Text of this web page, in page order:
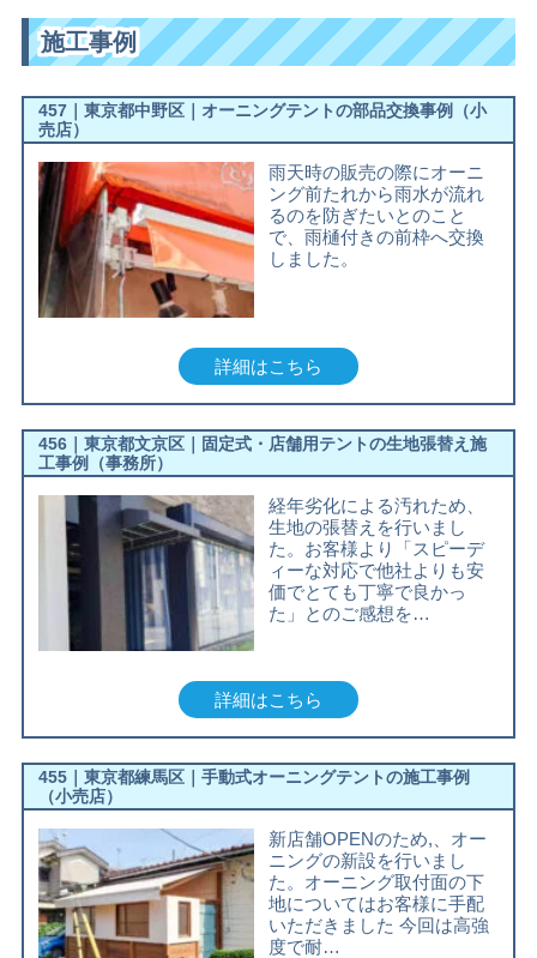
施工事例
457｜東京都中野区｜オーニングテントの部品交換事例（小
売店）
雨天時の販売の際にオーニ
ング前たれから雨水が流れ
るのを防ぎたいとのこと
で、雨樋付きの前枠へ交換
しました。
詳細はこちら
456｜東京都文京区｜固定式・店舗用テントの生地張替え施
工事例（事務所）
経年劣化による汚れため、
生地の張替えを行いまし
た。お客様より「スピーデ
ィーな対応で他社よりも安
価でとても丁寧で良かっ
た」とのご感想を…
詳細はこちら
455｜東京都練馬区｜手動式オーニングテントの施工事例
（小売店）
新店舗OPENのため,、オー
ニングの新設を行いまし
た。オーニング取付面の下
地についてはお客様に手配
いただきました 今回は高強
度で耐…